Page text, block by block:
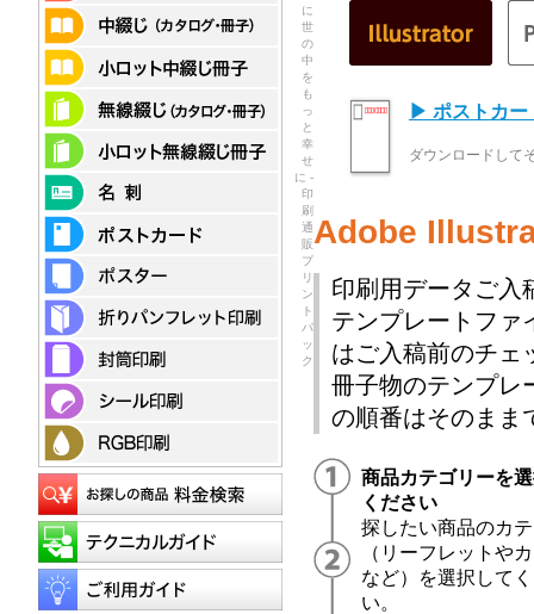
▶ ポストカー
ダウンロードして
Adobe
印刷用データご入
テンプレートファ
はご入稿前のチェ
冊子物のテンプレ
の順番はそのまま
商品カテゴリーを
ください
探したい商品のカ
（リーフレットや
など）を選択して
い。
に
世
の
中
を
も
っ
と
幸
せ
に -
印
刷
通
販
プ
リ
ン
ト
パ
ッ
ク